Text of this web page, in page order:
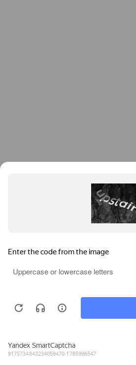
Продолжая пользоваться сайтом, вы
использованием файлов cookies.